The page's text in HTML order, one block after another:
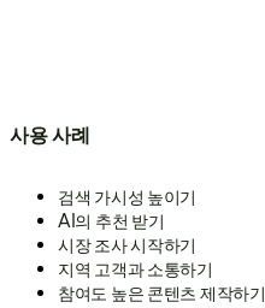
사용 사례
검색 가시성 높이기
AI의 추천 받기
시장 조사 시작하기
지역 고객과 소통하기
참여도 높은 콘텐츠 제작하기